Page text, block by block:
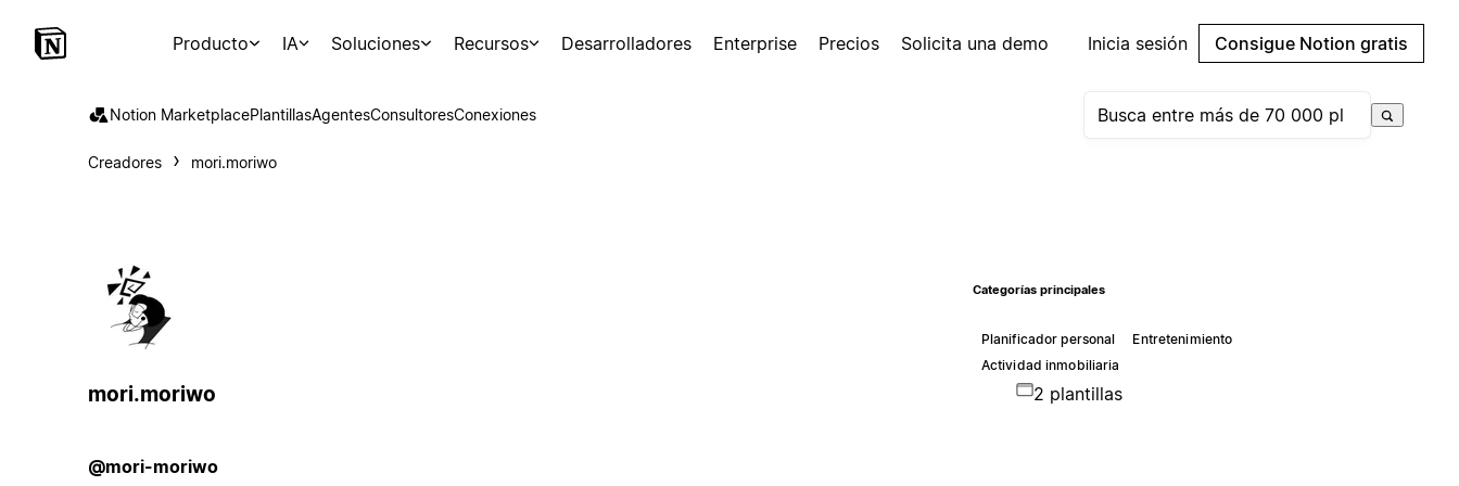
Producto IA Soluciones Recursos Desarrolladores Enterprise Precios Solicita una demo Inicia sesión Consigue Notion gratis
Notion MarketplacePlantillasAgentesConsultoresConexiones
Creadores mori.moriwo
mori.moriwo
@mori-moriwo
Categorías principales
Planificador personal
Entretenimiento
Actividad inmobiliaria
2 plantillas